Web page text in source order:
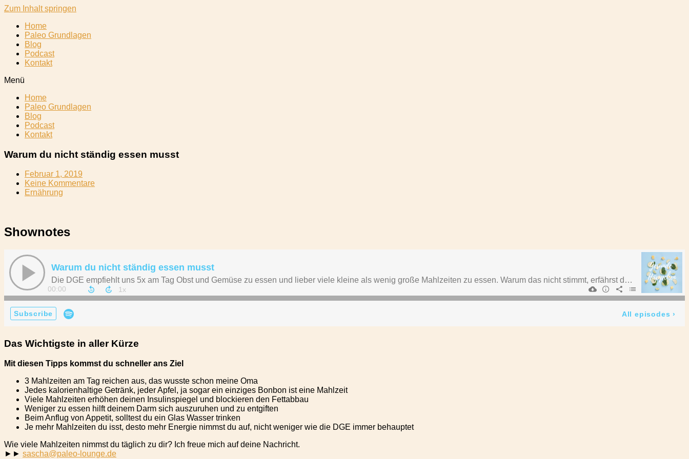
Zum Inhalt springen
Home
Paleo Grundlagen
Blog
Podcast
Kontakt
Menü
Home
Paleo Grundlagen
Blog
Podcast
Kontakt
Warum du nicht ständig essen musst
Februar 1, 2019
Keine Kommentare
Ernährung
Shownotes
Das Wichtigste in aller Kürze
Mit diesen Tipps kommst du schneller ans Ziel
3 Mahlzeiten am Tag reichen aus, das wusste schon meine Oma
Jedes kalorienhaltige Getränk, jeder Apfel, ja sogar ein einziges Bonbon ist eine Mahlzeit
Viele Mahlzeiten erhöhen deinen Insulinspiegel und blockieren den Fettabbau
Weniger zu essen hilft deinem Darm sich auszuruhen und zu entgiften
Beim Anflug von Appetit, solltest du ein Glas Wasser trinken
Je mehr Mahlzeiten du isst, desto mehr Energie nimmst du auf, nicht weniger wie die DGE immer behauptet
Wie viele Mahlzeiten nimmst du täglich zu dir? Ich freue mich auf deine Nachricht.
►► sascha@paleo-lounge.de